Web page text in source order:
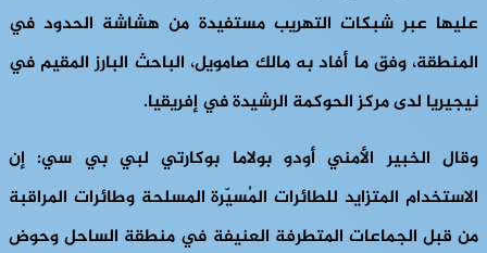
عليها عبر شبكات التهريب مستفيدة من هشاشة الحدود في
المنطقة، وفق ما أفاد به مالك صامويل، الباحث البارز المقيم في
نيجيريا لدى مركز الحوكمة الرشيدة في إفريقيا.
وقال الخبير الأمني أودو بولاما بوكارتي لبي بي سي: إن
الاستخدام المتزايد للطائرات المُسيّرة المسلحة وطائرات المراقبة
من قبل الجماعات المتطرفة العنيفة في منطقة الساحل وحوض